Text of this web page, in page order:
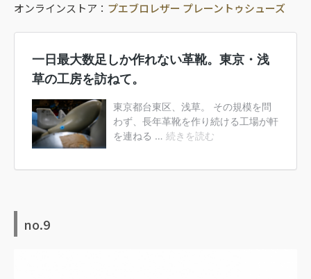
オンラインストア： プエブロレザー プレーントゥシューズ
no.9